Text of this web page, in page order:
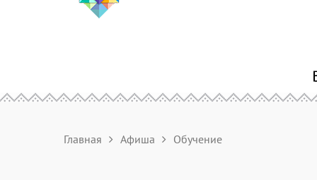
Главная Афиша Обучение